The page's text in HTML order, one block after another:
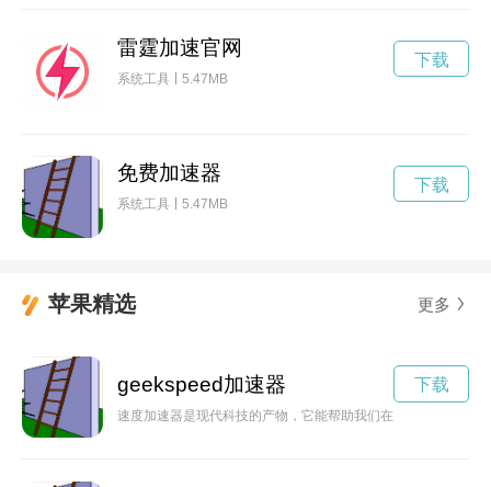
雷霆加速官网
系统工具 5.47MB
下载
免费加速器
系统工具 5.47MB
下载
苹果精选 更多
geekspeed加速器
速度加速器是现代科技的产物，它能帮助我们在繁忙的生活中
下载